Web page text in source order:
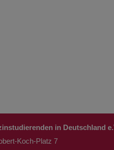
in Deutschland
Koch-Platz 7